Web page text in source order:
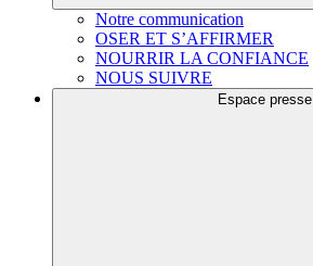
Notre communication
OSER ET S’AFFIRMER
NOURRIR LA CONFIANCE
NOUS SUIVRE
Espace presse